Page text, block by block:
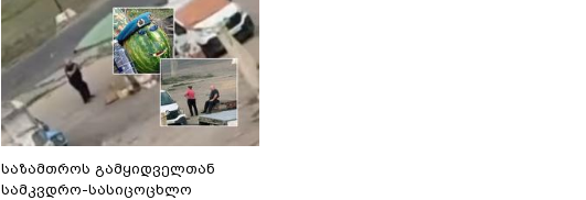
საზამთროს გამყიდველთან
სამკვდრო-სასიცოცხლო